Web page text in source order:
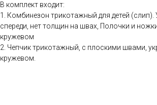
В комплект входит:
1. Комбинезон трикотажный для детей (слип).
спереди, нет толщин на швах, Полочки и
кружевом
2. Чепчик трикотажный, с плоскими швами,
кружевом.